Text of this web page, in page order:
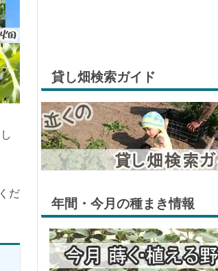
だ
貸し畑検索ガイド
年間・今月の種まき情報